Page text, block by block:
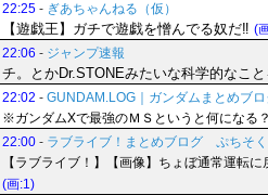
22:25 - ぎあちゃんねる（仮）
【遊戯王】ガチで遊戯を憎んでる奴だ‼ (
22:06 - ジャンプ速報
チ。とかDr.STONEみたいな科学的なこ
22:02 - GUNDAM.LOG｜ガンダムまとめブ
※ガンダムXで最強のＭＳというと何になる？
22:00 - ラブライブ！まとめブログ ぷちそく
【ラブライブ！】【画像】ちょぼ通常運転
(画:1)